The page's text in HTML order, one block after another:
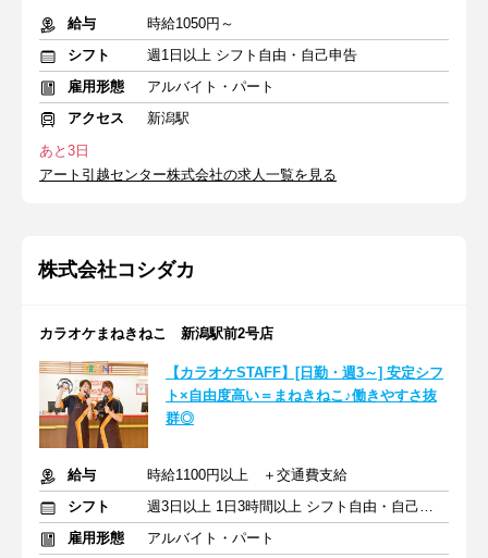
給与
時給1050円～
シフト
週1日以上 シフト自由・自己申告
雇用形態
アルバイト・パート
アクセス
新潟駅
あと3日
アート引越センター株式会社の求人一覧を見る
株式会社コシダカ
カラオケまねきねこ 新潟駅前2号店
【カラオケSTAFF】[日勤・週3～] 安定シフ
ト×自由度高い＝まねきねこ♪働きやすさ抜
群◎
給与
時給1100円以上 ＋交通費支給
シフト
週3日以上 1日3時間以上 シフト自由・自己申告
雇用形態
アルバイト・パート